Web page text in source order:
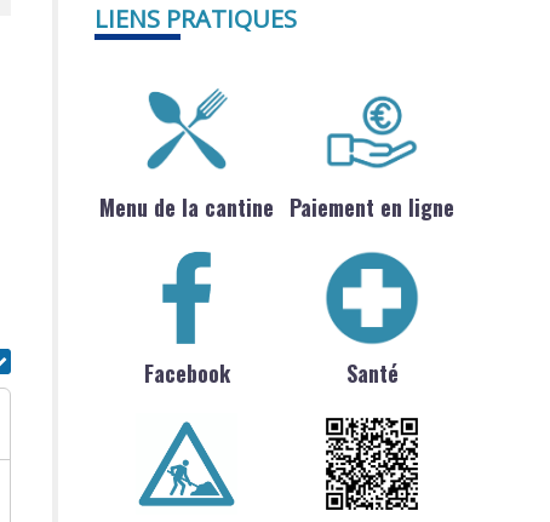
LIENS PRATIQUES
Menu de la cantine Paiement en ligne
Facebook Santé